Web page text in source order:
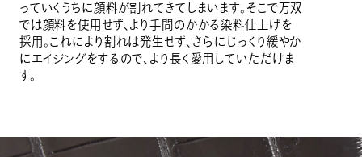
っていくうちに顔料が割れてきてしまいます。そこで万双
では顔料を使用せず、より手間のかかる染料仕上げを
採用。これにより割れは発生せず、さらにじっくり緩やか
にエイジングをするので、より長く愛用していただけま
す。